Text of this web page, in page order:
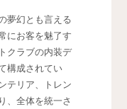
夢幻とも言える
にお客を魅了す
クラブの内装デ
構成されてい
テリア、トレン
、全体を統一さ